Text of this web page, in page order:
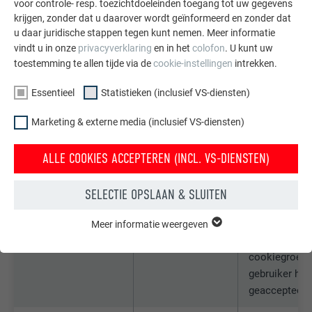
_pinterest_ct_ua Pinterest
Deze cookie
eenduidige
op meerdere
acties te
niet
essentieel
werking van
gebruiker
voor controle- resp. toezichtdoeleinden toegang tot uw gegevens
krijgen, zonder dat u daarover wordt geïnformeerd en zonder dat
u daar juridische stappen tegen kunt nemen. Meer informatie
vindt u in onze privacyverklaring en in het colofon. U kunt uw
toestemming te allen tijde via decookie-instellingen intrekken.
Essentieel Statistieken (inclusief VS-diensten)
Marketing & externe media (inclusief VS-diensten)
ALLE COOKIES ACCEPTEREN (INCL. VS-DIENSTEN)
SELECTIE OPSLAAN & SLUITEN
van de website. Hierdoor wordt gewaarborgd dat de website
Meer informatie weergeven